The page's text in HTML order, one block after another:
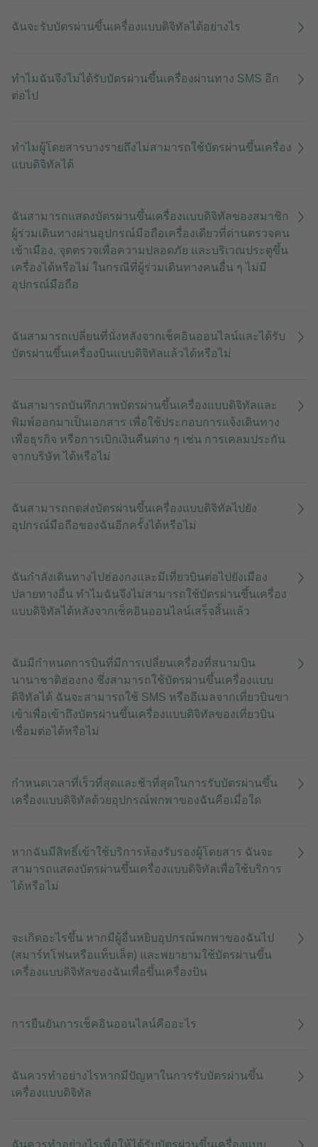
ฉันจะรับบัตรผ่านขึ้นเครื่องแบบดิจิทัลได้อย่างไร
ทําไมฉันจึงไม่ได้รับบัตรผ่านขึ้นเครื่องผ่านทาง SMS อีก
ต่อไป
ทำไมผู้โดยสารบางรายถึงไม่สามารถใช้บัตรผ่านขึ้นเครื่อง
แบบดิจิทัลได้
ฉันสามารถแสดงบัตรผ่านขึ้นเครื่องแบบดิจิทัลของสมาชิก
ผู้ร่วมเดินทางผ่านอุปกรณ์มือถือเครื่องเดียวที่ด่านตรวจคน
เข้าเมือง, จุดตรวจเพื่อความปลอดภัย และบริเวณประตูขึ้น
เครื่องได้หรือไม่ ในกรณีที่ผู้ร่วมเดินทางคนอื่น ๆ ไม่มี
อุปกรณ์มือถือ
ฉันสามารถเปลี่ยนที่นั่งหลังจากเช็คอินออนไลน์และได้รับ
บัตรผ่านขึ้นเครื่องบินแบบดิจิทัลแล้วได้หรือไม่
ฉันสามารถบันทึกภาพบัตรผ่านขึ้นเครื่องแบบดิจิทัลและ
พิมพ์ออกมาเป็นเอกสาร เพื่อใช้ประกอบการแจ้งเดินทาง
เพื่อธุรกิจ หรือการเบิกเงินคืนต่าง ๆ เช่น การเคลมประกัน
จากบริษัท ได้หรือไม่
ฉันสามารถกดส่งบัตรผ่านขึ้นเครื่องแบบดิจิทัลไปยัง
อุปกรณ์มือถือของฉันอีกครั้งได้หรือไม่
ฉันกำลังเดินทางไปฮ่องกงและมีเที่ยวบินต่อไปยังเมือง
ปลายทางอื่น ทําไมฉันจึงไม่สามารถใช้บัตรผ่านขึ้นเครื่อง
แบบดิจิทัลได้หลังจากเช็คอินออนไลน์เสร็จสิ้นแล้ว
ฉันมีกําหนดการบินที่มีการเปลี่ยนเครื่องที่สนามบิน
นานาชาติฮ่องกง ซึ่งสามารถใช้บัตรผ่านขึ้นเครื่องแบบ
ดิจิทัลได้ ฉันจะสามารถใช้ SMS หรืออีเมลจากเที่ยวบินขา
เข้าเพื่อเข้าถึงบัตรผ่านขึ้นเครื่องแบบดิจิทัลของเที่ยวบิน
เชื่อมต่อได้หรือไม่
กำหนดเวลาที่เร็วที่สุดและช้าที่สุดในการรับบัตรผ่านขึ้น
เครื่องแบบดิจิทัลด้วยอุปกรณ์พกพาของฉันคือเมื่อใด
หากฉันมีสิทธิ์เข้าใช้บริการห้องรับรองผู้โดยสาร ฉันจะ
สามารถแสดงบัตรผ่านขึ้นเครื่องแบบดิจิทัลเพื่อใช้บริการ
ได้หรือไม่
จะเกิดอะไรขึ้น หากมีผู้อื่นหยิบอุปกรณ์พกพาของฉันไป
(สมาร์ทโฟนหรือแท็บเล็ต) และพยายามใช้บัตรผ่านขึ้น
เครื่องแบบดิจิทัลของฉันเพื่อขึ้นเครื่องบิน
การยืนยันการเช็คอินออนไลน์คืออะไร
ฉันควรทำอย่างไรหากมีปัญหาในการรับบัตรผ่านขึ้น
เครื่องแบบดิจิทัล
ฉันควรทำอย่างไรเพื่อให้ได้รับบัตรผ่านขึ้นเครื่องแบบ